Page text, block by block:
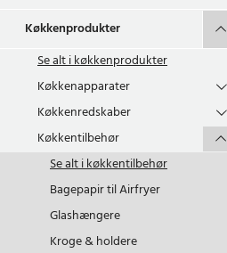
Køkkenprodukter
Se alt ikøkkenprodukter
Køkkenapparater
Køkkenredskaber
Køkkentilbehør
Se alt ikøkkentilbehør
Bagepapir til Airfryer
Glashængere
Kroge & holdere